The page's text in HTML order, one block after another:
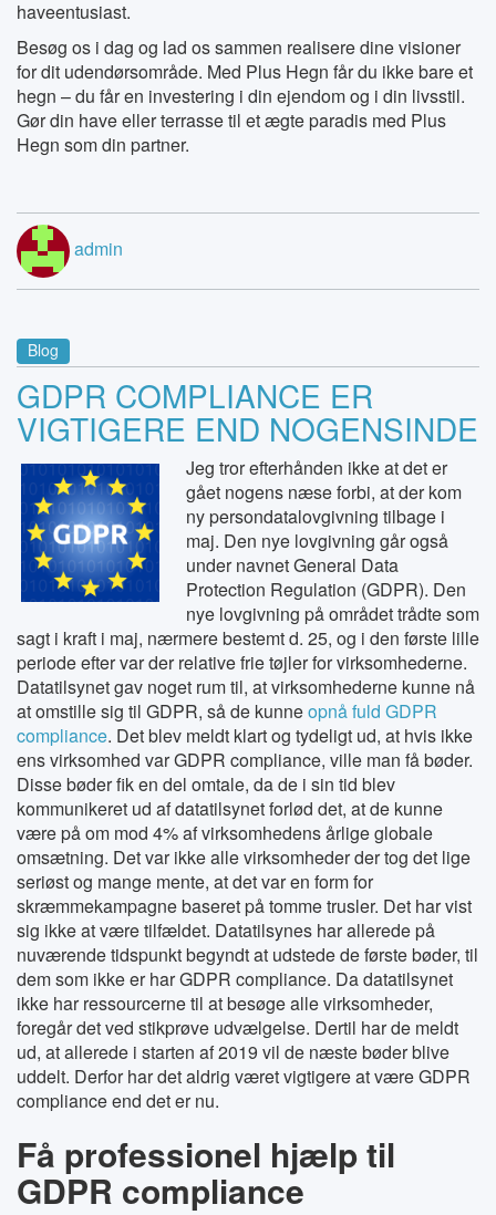
haveentusiast.
Besøg os i dag og lad os sammen realisere dine visioner
for dit udendørsområde. Med Plus Hegn får du ikke bare et
hegn – du får en investering i din ejendom og i din livsstil.
Gør din have eller terrasse til et ægte paradis med Plus
Hegn som din partner.
admin
Blog
GDPR COMPLIANCE ER
VIGTIGERE END NOGENSINDE
Jeg tror efterhånden ikke at det er
gået nogens næse forbi, at der kom
ny persondatalovgivning tilbage i
maj. Den nye lovgivning går også
under navnet General Data
Protection Regulation (GDPR). Den
nye lovgivning på området trådte som
sagt i kraft i maj, nærmere bestemt d. 25, og i den første lille
periode efter var der relative frie tøjler for virksomhederne.
Datatilsynet gav noget rum til, at virksomhederne kunne nå
at omstille sig til GDPR, så de kunneopnå fuld GDPR
compliance. Det blev meldt klart og tydeligt ud, at hvis ikke
ens virksomhed var GDPR compliance, ville man få bøder.
Disse bøder fik en del omtale, da de i sin tid blev
kommunikeret ud af datatilsynet forlød det, at de kunne
være på om mod 4% af virksomhedens årlige globale
omsætning. Det var ikke alle virksomheder der tog det lige
seriøst og mange mente, at det var en form for
skræmmekampagne baseret på tomme trusler. Det har vist
sig ikke at være tilfældet. Datatilsynes har allerede på
nuværende tidspunkt begyndt at udstede de første bøder, til
dem som ikke er har GDPR compliance. Da datatilsynet
ikke har ressourcerne til at besøge alle virksomheder,
foregår det ved stikprøve udvælgelse. Dertil har de meldt
ud, at allerede i starten af 2019 vil de næste bøder blive
uddelt. Derfor har det aldrig været vigtigere at være GDPR
compliance end det er nu.
Få professionel hjælp til
GDPR compliance